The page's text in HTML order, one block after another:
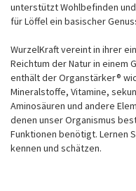
unterstützt Wohlbefinden
für Löffel ein basischer
WurzelKraft vereint in ihrer
Reichtum der Natur in einem
enthält der Organstärker®
Mineralstoffe, Vitamine,
Aminosäuren und andere
denen unser Organismus
Funktionen benötigt. Lernen
kennen und schätzen.